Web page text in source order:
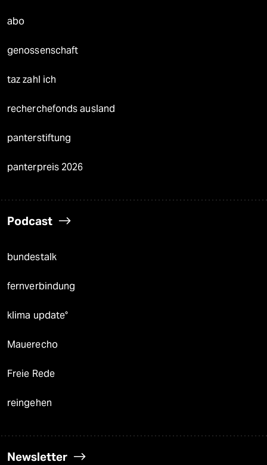
abo
genossenschaft
taz zahl ich
recherchefonds ausland
panterstiftung
panterpreis 2026
Podcast
bundestalk
fernverbindung
klima update°
Mauerecho
Freie Rede
reingehen
Newsletter